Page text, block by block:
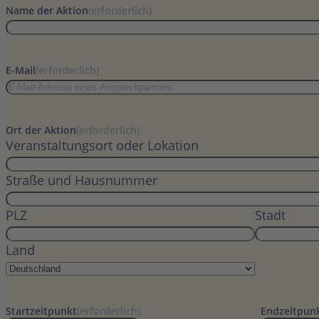
Name der Aktion(erforderlich)
E-Mail(erforderlich)
Ort der Aktion(erforderlich)
Veranstaltungsort oder Lokation
Straße und Hausnummer
PLZ Stadt
Land
Startzeitpunkt(erforderlich)